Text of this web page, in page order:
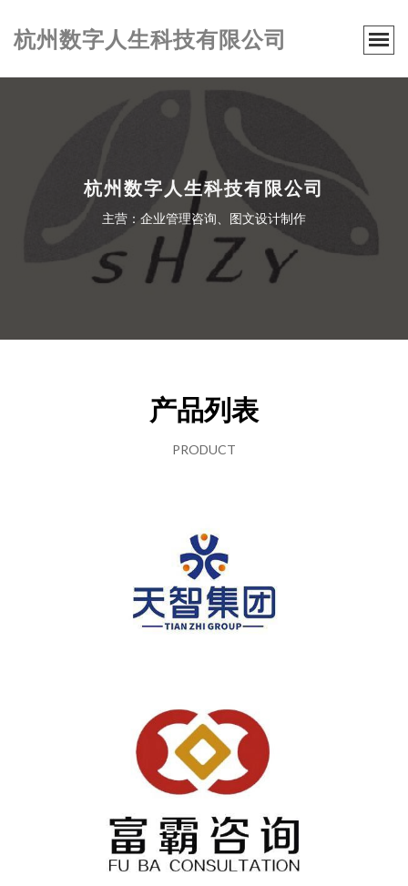
杭州数字人生科技有限公司
杭州数字人生科技有限公司
主营：企业管理咨询、图文设计制作
产品列表
PRODUCT